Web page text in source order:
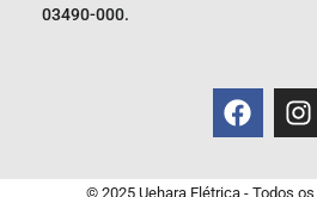
03490-000.
© 2025 Uehara Elétrica - Todos